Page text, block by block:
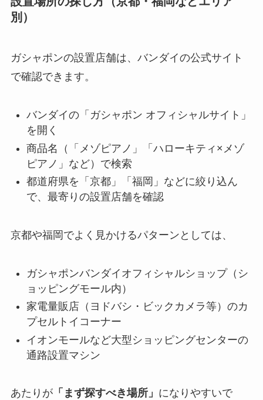
別）
ガシャポンの設置店舗は、バンダイの公式サイト
で確認できます。
バンダイの「ガシャポン オフィシャルサイト」
を開く
商品名（「メゾピアノ」「ハローキティ×メゾ
ピアノ」など）で検索
都道府県を「京都」「福岡」などに絞り込ん
で、最寄りの設置店舗を確認
京都や福岡でよく見かけるパターンとしては、
ガシャポンバンダイオフィシャルショップ（シ
ョッピングモール内）
家電量販店（ヨドバシ・ビックカメラ等）のカ
プセルトイコーナー
イオンモールなど大型ショッピングセンターの
通路設置マシン
あたりが「まず探すべき場所」 になりやすいで